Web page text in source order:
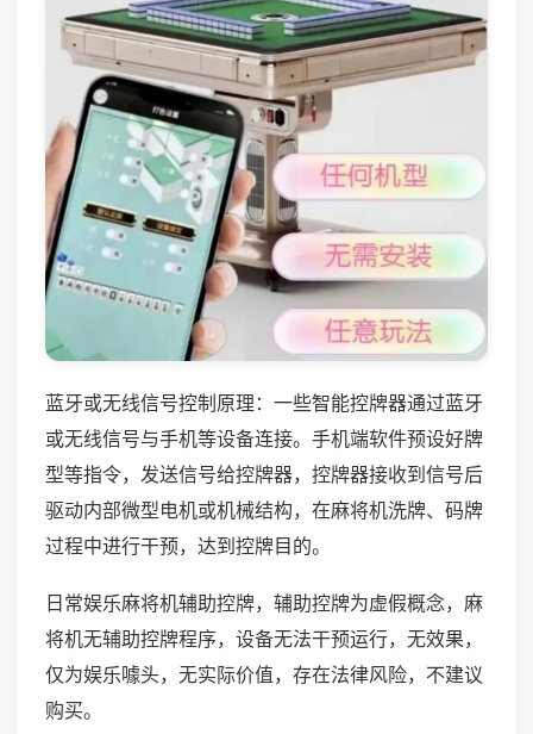
蓝牙或无线信号控制原理：一些智能控牌器通过蓝牙
或无线信号与手机等设备连接。手机端软件预设好牌
型等指令，发送信号给控牌器，控牌器接收到信号后
驱动内部微型电机或机械结构，在麻将机洗牌、码牌
过程中进行干预，达到控牌目的。
日常娱乐麻将机辅助控牌，辅助控牌为虚假概念，麻
将机无辅助控牌程序，设备无法干预运行，无效果，
仅为娱乐噱头，无实际价值，存在法律风险，不建议
购买。